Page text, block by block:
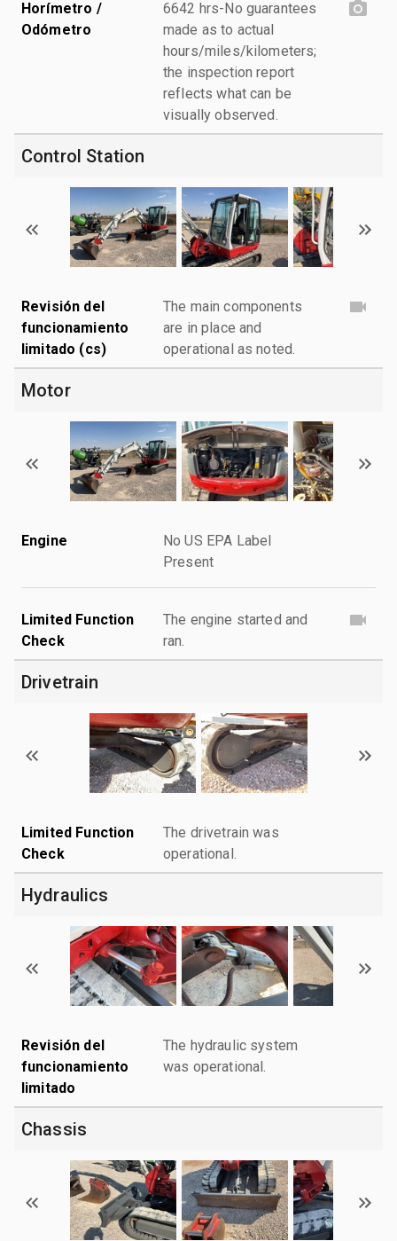
Horímetro /
Odómetro
6642 hrs-No guarantees
made as to actual
hours/miles/kilometers;
the inspection report
reflects what can be
visually observed.
Control Station
Revisión del
funcionamiento
limitado (cs)
The main components
are in place and
operational as noted.
Motor
Engine
No US EPA Label
Present
Limited Function
Check
The engine started and
ran.
Drivetrain
Limited Function
Check
The drivetrain was
operational.
Hydraulics
Revisión del
funcionamiento
limitado
The hydraulic system
was operational.
Chassis